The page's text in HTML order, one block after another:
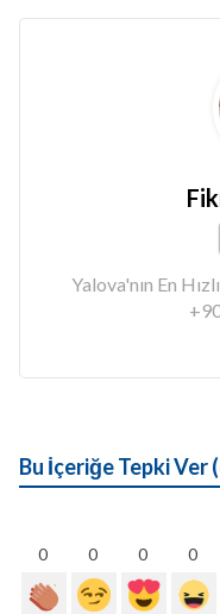
Yalova'nın En
Bu İçeriğe Tepki Ver
0 0 0 0